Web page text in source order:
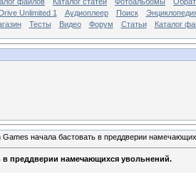
Unlimited 1 Аудиоплеер Поиск
Тесты Видео Форум Статьи Каталог
Games начала бастовать в преддверии
в преддверии намечающихся увольнений.